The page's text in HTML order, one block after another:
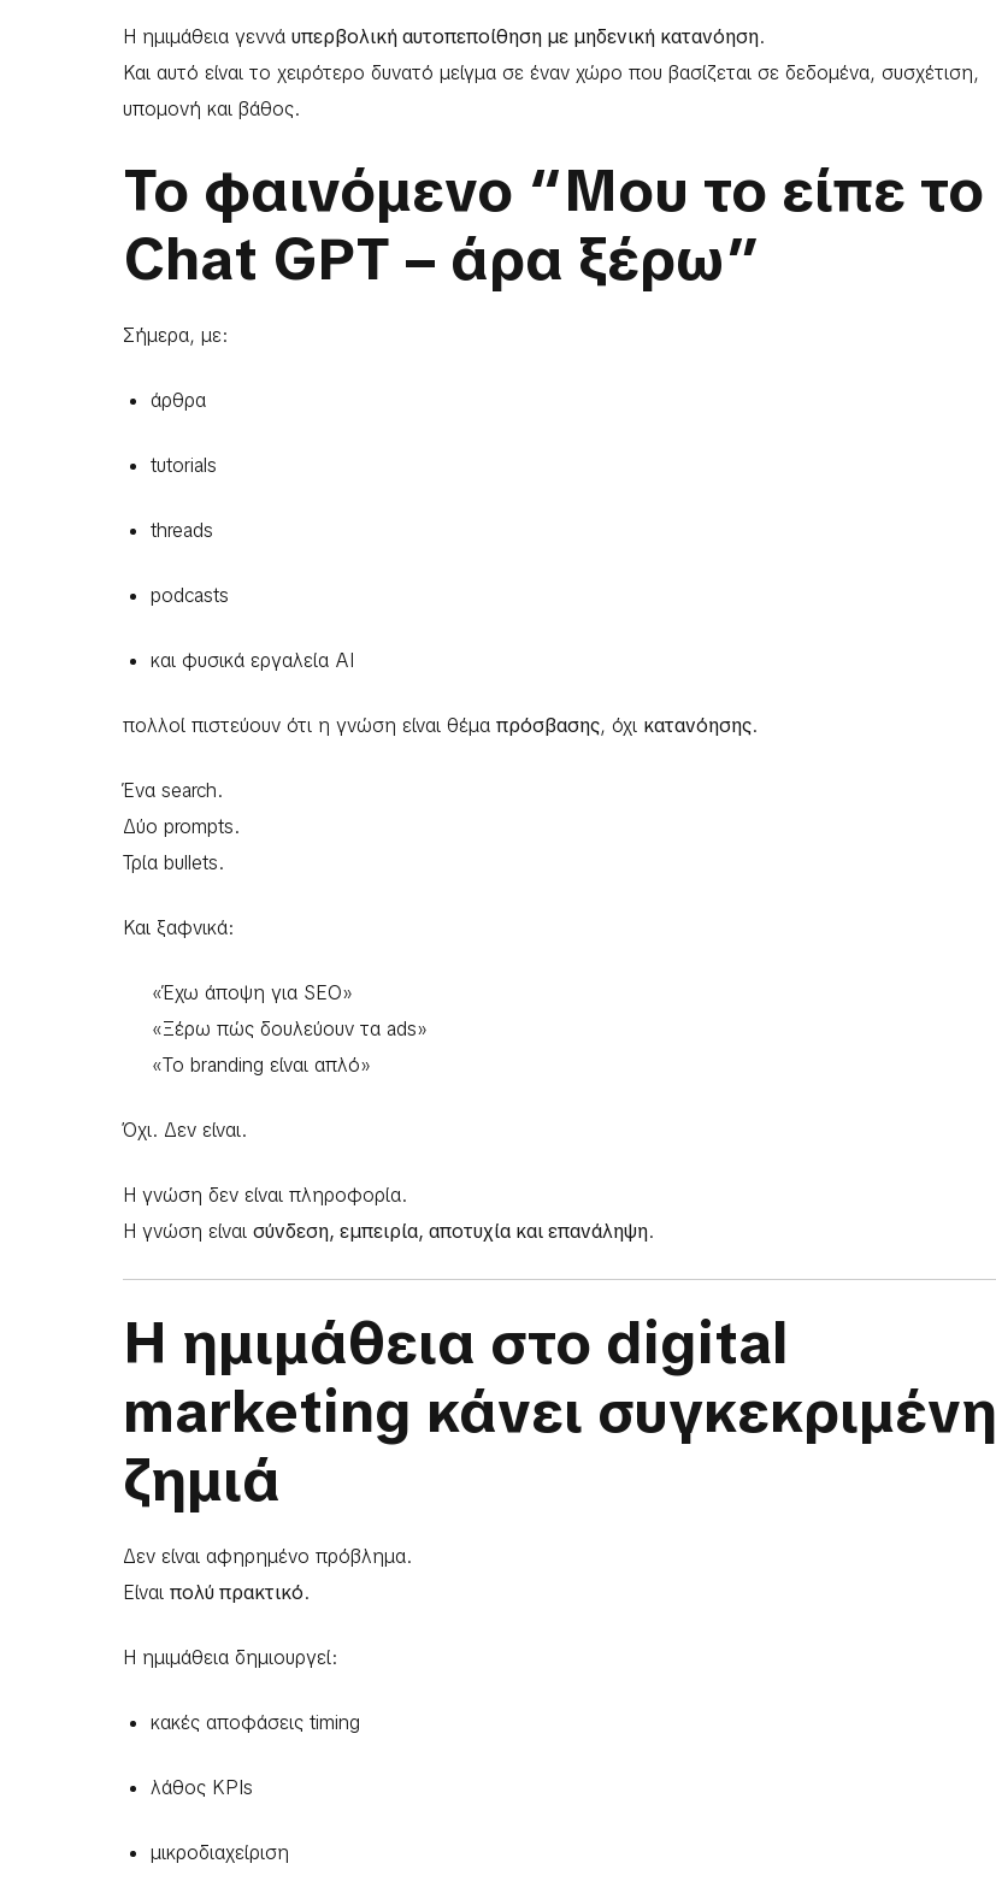
Η ημιμάθεια γεννά υπερβολική αυτοπεποίθηση με μηδενική κατανόηση.
Και αυτό είναι το χειρότερο δυνατό μείγμα σε έναν χώρο που βασίζεται σε δεδομένα, συσχέτιση,
υπομονή και βάθος.
Το φαινόμενο “Μου το είπε το
Chat GPT – άρα ξέρω”
Σήμερα, με:
άρθρα
tutorials
threads
podcasts
και φυσικά εργαλεία AI
πολλοί πιστεύουν ότι η γνώση είναι θέμα πρόσβασης, όχι κατανόησης.
Ένα search.
Δύο prompts.
Τρία bullets.
Και ξαφνικά:
«Έχω άποψη για SEO»
«Ξέρω πώς δουλεύουν τα ads»
«Το branding είναι απλό»
Όχι. Δεν είναι.
Η γνώση δεν είναι πληροφορία.
Η γνώση είναι σύνδεση, εμπειρία, αποτυχία και επανάληψη.
Η ημιμάθεια στο digital
marketing κάνει συγκεκριμένη
ζημιά
Δεν είναι αφηρημένο πρόβλημα.
Είναι πολύ πρακτικό.
Η ημιμάθεια δημιουργεί:
κακές αποφάσεις timing
λάθος KPIs
μικροδιαχείριση